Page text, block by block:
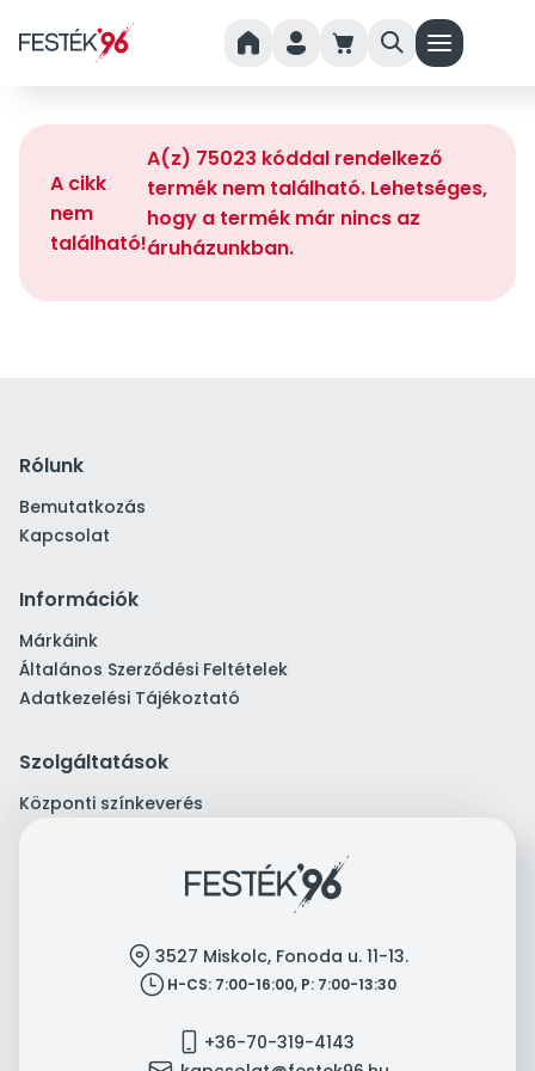
home person cart search menu
A cikk
nem
található!
A(z) 75023 kóddal rendelkező
termék nem található. Lehetséges,
hogy a termék már nincs az
áruházunkban.
Rólunk
Bemutatkozás
Kapcsolat
Információk
Márkáink
Általános Szerződési Feltételek
Adatkezelési Tájékoztató
Szolgáltatások
Központi színkeverés
location 3527 Miskolc, Fonoda u. 11-13.
clock H-CS: 7:00-16:00, P: 7:00-13:30
mobile +36-70-319-4143